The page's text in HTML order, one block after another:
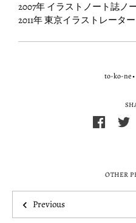
2007年 イラストノート誌ノ
2011年 東京イラストレータ
to-ko-ne•
OTHER
Previous